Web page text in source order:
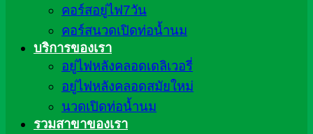
คอร์สอยู่ไฟ7วัน
คอร์สนวดเปิดท่อน้ำนม
บริการของเรา
อยู่ไฟหลังคลอดเดลิเวอรี่
อยู่ไฟหลังคลอดสมัยใหม่
นวดเปิดท่อน้ำนม
รวมสาขาของเรา